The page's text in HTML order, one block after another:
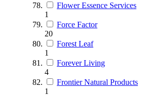
Flower Essence Services
1
Force Factor
20
Forest Leaf
1
Forever Living
4
Frontier Natural Products
1